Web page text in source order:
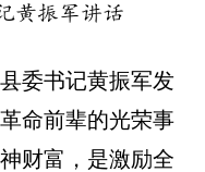
黄振军讲话
委书记黄振军发
命前辈的光荣事
财富，是激励全